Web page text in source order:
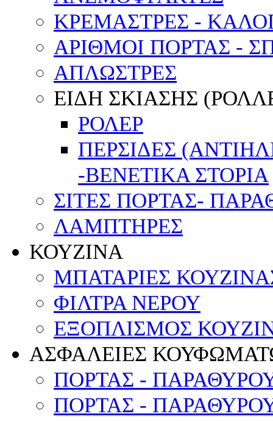
ΚΡΕΜΑΣΤΡΕΣ -
ΑΡΙΘΜΟΙ ΠΟΡΤΑΣ -
ΑΠΛΩΣΤΡΕΣ
ΕΙΔΗ ΣΚΙΑΣΗΣ
ΡΟΛΕΡ
ΠΕΡΣΙΔΕΣ
-ΒΕΝΕΤΙΚΑ ΣΤΟΡΙΑ
ΣΙΤΕΣ ΠΟΡΤΑΣ-
ΛΑΜΠΤΗΡΕΣ
ΚΟΥΖΙΝΑ
ΜΠΑΤΑΡΙΕΣ
ΦΙΛΤΡΑ ΝΕΡΟΥ
ΕΞΟΠΛΙΣΜΟΣ
ΑΣΦΑΛΕΙΕΣ
ΠΟΡΤΑΣ -
ΠΟΡΤΑΣ -